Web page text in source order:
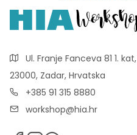
Ul. Franje Fanceva 81 1. kat,
23000, Zadar, Hrvatska
+385 91 315 8880
workshop@hia.hr